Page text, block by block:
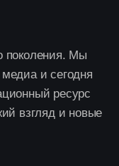
поколения. Мы
и сегодня
ресурс
взгляд и новые